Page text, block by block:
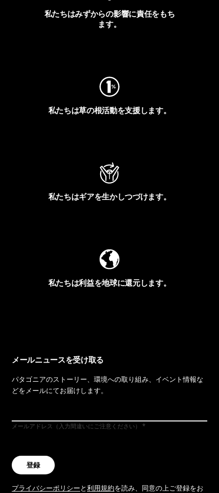
私たちはみずからの影響に責任をもち
ます。
私たちは草の根活動を支援します。
私たちはギアを生かしつづけます。
私たちは利益を地球に還元します。
メールニュースを受け取る
パタゴニアのストーリー、環境への取り組み、イベント情報な
どをメールにてお届けします。
メールアドレス（入力間違いにご注意ください）
登録
プライバシーポリシーと利用規約を読み、同意の上ご登録をお